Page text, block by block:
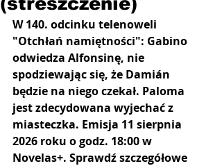
W 140. odcinku telenoweli
"Otchłań namiętności": Gabino
odwiedza Alfonsinę, nie
spodziewając się, że Damián
będzie na niego czekał. Paloma
jest zdecydowana wyjechać z
miasteczka. Emisja 11 sierpnia
2026 roku o godz. 18:00 w
Novelas+. Sprawdź szczegółowe